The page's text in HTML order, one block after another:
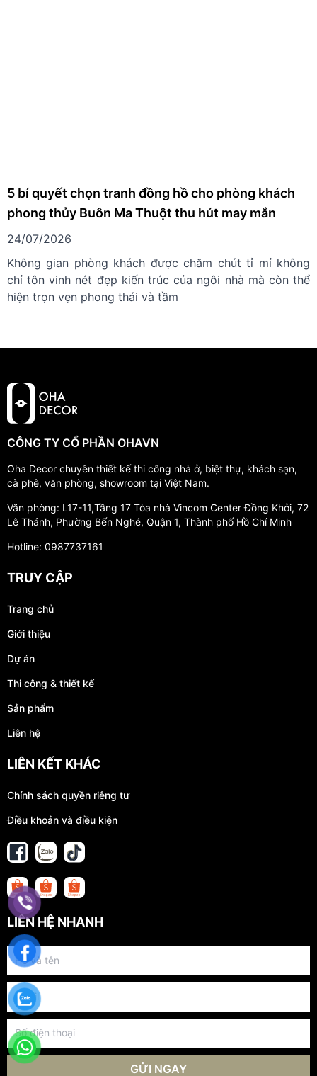
5 bí quyết chọn tranh đồng hồ cho phòng khách
phong thủy Buôn Ma Thuột thu hút may mắn
24/07/2026
Không gian phòng khách được chăm chút tỉ mỉ không
chỉ tôn vinh nét đẹp kiến trúc của ngôi nhà mà còn thể
hiện trọn vẹn phong thái và tầm
CÔNG TY CỔ PHẦN OHAVN
Oha Decor chuyên thiết kế thi công nhà ở, biệt thự, khách sạn,
cà phê, văn phòng, showroom tại Việt Nam.
Văn phòng: L17-11,Tầng 17 Tòa nhà Vincom Center Đồng Khởi, 72
Lê Thánh, Phường Bến Nghé, Quận 1, Thành phố Hồ Chí Minh
Hotline: 0987737161
TRUY CẬP
Trang chủ
Giới thiệu
Dự án
Thi công & thiết kế
Sản phẩm
Liên hệ
LIÊN KẾT KHÁC
Chính sách quyền riêng tư
Điều khoản và điều kiện
LIÊN HỆ NHANH
GỬI NGAY